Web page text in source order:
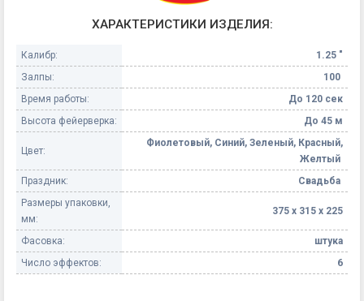
ХАРАКТЕРИСТИКИ ИЗДЕЛИЯ:
Калибр:
1.25 "
Залпы:
100
Время работы:
До 120 сек
Высота фейерверка:
До 45 м
Цвет:
Фиолетовый, Синий, Зеленый, Красный,
Желтый
Праздник:
Свадьба
Размеры упаковки,
мм:
375 х 315 х 225
Фасовка:
штука
Число эффектов:
6